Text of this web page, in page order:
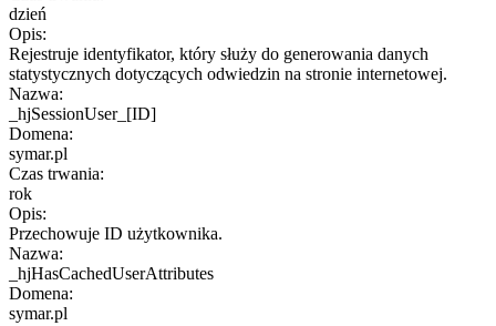
dzień
Opis:
Rejestruje identyfikator, który służy do generowania danych
statystycznych dotyczących odwiedzin na stronie internetowej.
Nazwa:
_hjSessionUser_[ID]
Domena:
symar.pl
Czas trwania:
rok
Opis:
Przechowuje ID użytkownika.
Nazwa:
_hjHasCachedUserAttributes
Domena:
symar.pl